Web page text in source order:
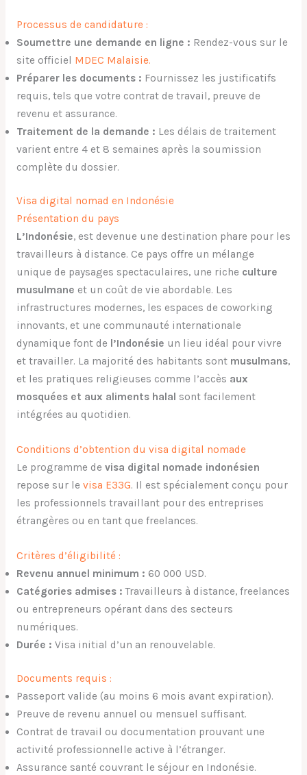
Processus de candidature :
Soumettre une demande en ligne : Rendez-vous sur le
site officiel MDEC Malaisie.
Préparer les documents : Fournissez les justificatifs
requis, tels que votre contrat de travail, preuve de
revenu et assurance.
Traitement de la demande : Les délais de traitement
varient entre 4 et 8 semaines après la soumission
complète du dossier.
Visa digital nomad en Indonésie
Présentation du pays
L’Indonésie, est devenue une destination phare pour les
travailleurs à distance. Ce pays offre un mélange
unique de paysages spectaculaires, une riche culture
musulmane et un coût de vie abordable. Les
infrastructures modernes, les espaces de coworking
innovants, et une communauté internationale
dynamique font de l’Indonésie un lieu idéal pour vivre
et travailler. La majorité des habitants sont musulmans,
et les pratiques religieuses comme l’accès aux
mosquées et aux aliments halal sont facilement
intégrées au quotidien.
Conditions d’obtention du visa digital nomade
Le programme de visa digital nomade indonésien
repose sur le visa E33G. Il est spécialement conçu pour
les professionnels travaillant pour des entreprises
étrangères ou en tant que freelances.
Critères d’éligibilité :
Revenu annuel minimum : 60 000 USD.
Catégories admises : Travailleurs à distance, freelances
ou entrepreneurs opérant dans des secteurs
numériques.
Durée : Visa initial d’un an renouvelable.
Documents requis :
Passeport valide (au moins 6 mois avant expiration).
Preuve de revenu annuel ou mensuel suffisant.
Contrat de travail ou documentation prouvant une
activité professionnelle active à l’étranger.
Assurance santé couvrant le séjour en Indonésie.